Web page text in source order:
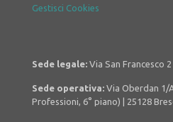
Gestisci Cookies
Sede legale: Via San Francesco
Sede operativa: Via Oberdan 1/
Professioni, 6° piano) | 25128